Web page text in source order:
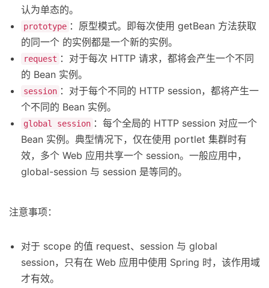
认为单态的。
prototype ：原型模式。即每次使用 getBean 方法获取
的同一个 的实例都是一个新的实例。
request ：对于每次 HTTP 请求，都将会产生一个不同
的 Bean 实例。
session ：对于每个不同的 HTTP session，都将产生一
个不同的 Bean 实例。
global session ：每个全局的 HTTP session 对应一个
Bean 实例。典型情况下，仅在使用 portlet 集群时有
效，多个 Web 应用共享一个 session。一般应用中，
global-session 与 session 是等同的。
注意事项：
对于 scope 的值 request、session 与 global
session，只有在 Web 应用中使用 Spring 时，该作用域
才有效。